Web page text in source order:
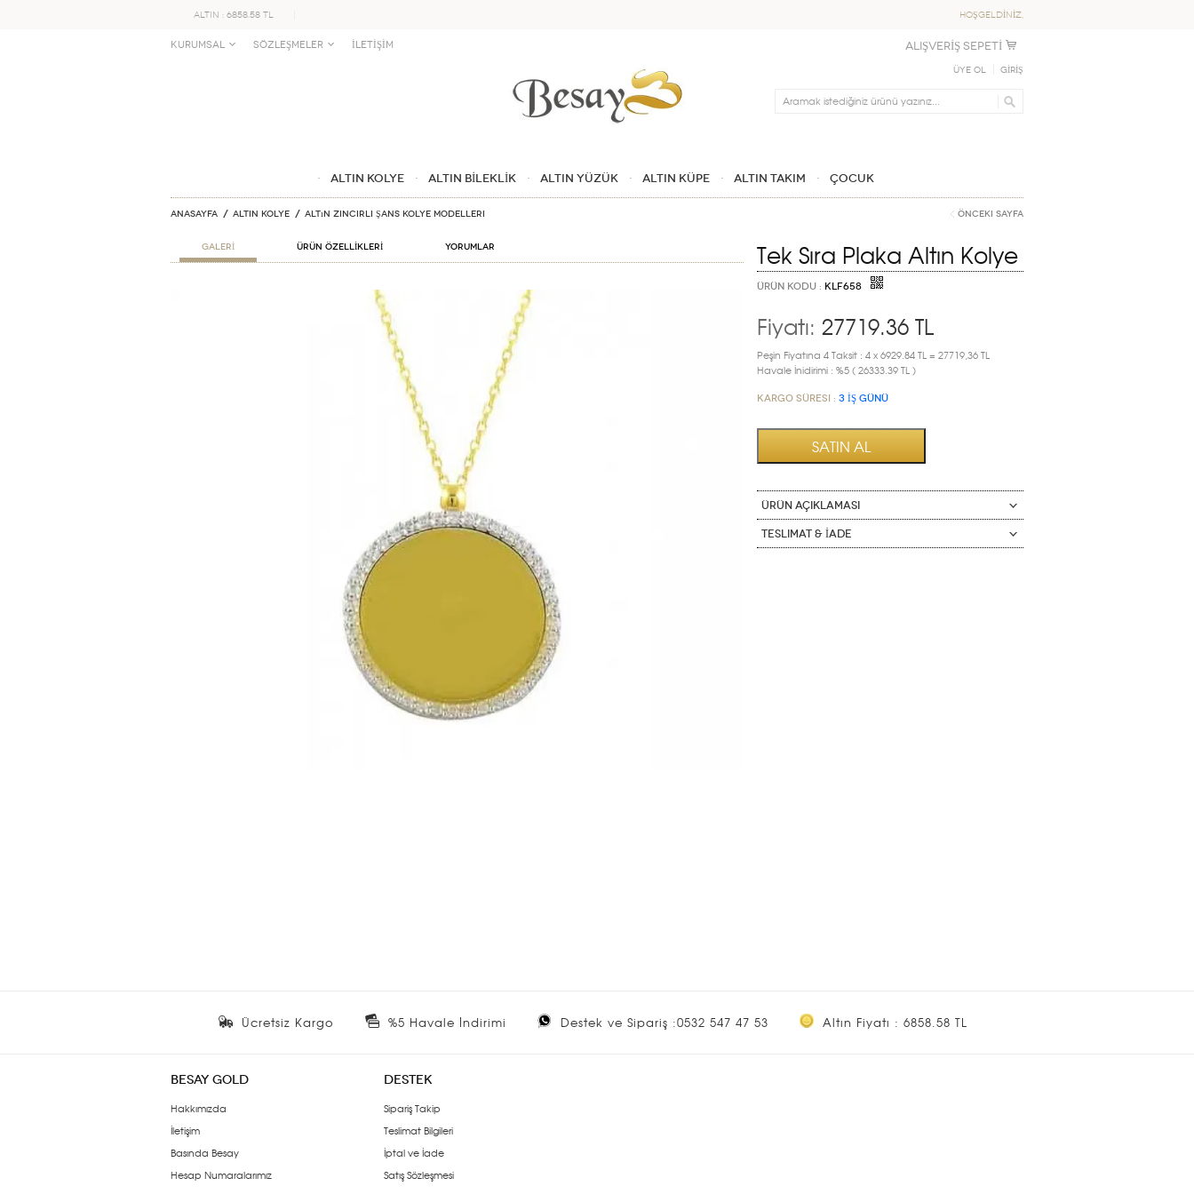
ALTIN : 6858.58 TL HOŞGELDİNİZ,
KURUMSAL SÖZLEŞMELER İLETİŞİM ALIŞVERİŞ SEPETİ
Üye Ol GİRİŞ
Ara
ALTIN KOLYE ALTIN BİLEKLİK ALTIN YÜZÜK ALTIN KÜPE ALTIN TAKIM ÇOCUK
Anasayfa ALTIN KOLYE Altın Zincirli Şans Kolye Modelleri Önceki Sayfa
GALERİ ÜRÜN ÖZELLİKLERİ Yorumlar Tek Sıra Plaka Altın Kolye
ÜRÜN KODU : KLF658
Fiyatı: 27719.36 TL
Peşin Fiyatına 4 Taksit : 4 x 6929.84 TL = 27719,36 TL
Havale İnidirimi : %5 ( 26333.39 TL )
Kargo Süresi : 3 İŞ GÜNÜ
ÜRÜN AÇIKLAMASI
Teslimat & İade
Ücretsiz Kargo %5 Havale İndirimi Destek ve Sipariş :0532 547 47 53 Altın Fiyatı : 6858.58 TL
BESAY GOLD
Hakkımızda
İletişim
Basında Besay
Hesap Numaralarımız
DESTEK
Sipariş Takip
Teslimat Bilgileri
İptal ve İade
Satış Sözleşmesi